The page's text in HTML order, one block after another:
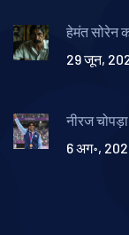
हेमंत सोरेन
29 जून,
नीरज
6 अग॰,